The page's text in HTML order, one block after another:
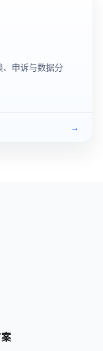
申诉与数据分
→